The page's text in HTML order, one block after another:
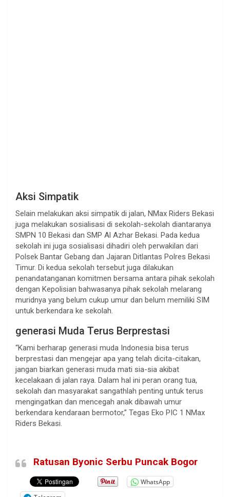
Aksi Simpatik
Selain melakukan aksi simpatik di jalan, NMax Riders Bekasi
juga melakukan sosialisasi di sekolah-sekolah diantaranya
SMPN 10 Bekasi dan SMP Al Azhar Bekasi. Pada kedua
sekolah ini juga sosialisasi dihadiri oleh perwakilan dari
Polsek Bantar Gebang dan Jajaran Ditlantas Polres Bekasi
Timur. Di kedua sekolah tersebut juga dilakukan
penandatanganan komitmen bersama antara pihak sekolah
dengan Kepolisian bahwasanya pihak sekolah melarang
muridnya yang belum cukup umur dan belum memiliki SIM
untuk berkendara ke sekolah.
generasi Muda Terus Berprestasi
“Kami berharap generasi muda Indonesia bisa terus
berprestasi dan mengejar apa yang telah dicita-citakan,
jangan biarkan generasi muda mati sia-sia akibat
kecelakaan di jalan raya. Dalam hal ini peran orang tua,
sekolah dan masyarakat sangathlah penting untuk terus
mengingatkan dan mencegah anak dibawah umur
berkendara kendaraan bermotor,” Tegas Eko PIC 1 NMax
Riders Bekasi.
Ratusan Byonic Serbu Puncak Bogor
WhatsApp